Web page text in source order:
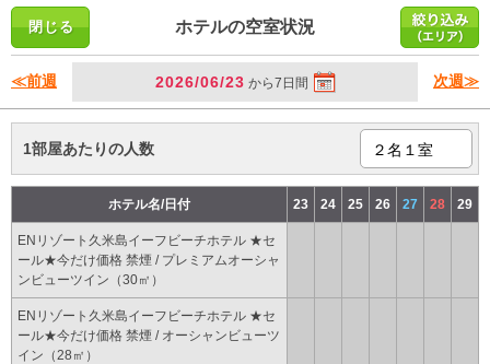
ホテルの空室状況
≪前週 2026/06/23 から7日間 次週≫
1部屋あたりの人数
ホテル名/日付 23 24 25 26 27 28 29
ENリゾート久米島イーフビーチホテル ★セ
ール★今だけ価格 禁煙 / プレミアムオーシャ
ンビューツイン（30㎡）
ENリゾート久米島イーフビーチホテル ★セ
ール★今だけ価格 禁煙 / オーシャンビューツ
イン（28㎡）